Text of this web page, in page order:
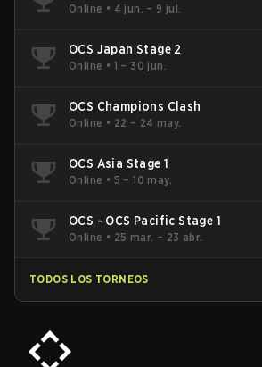
Online • 4 jun. – 9 jul.
OCS Japan Stage 2
Online • 1 – 30 jun.
OCS Champions Clash
Online • 22 – 24 may.
OCS Asia Stage 1
Online • 5 – 10 may.
OCS - OCS Pacific Stage 1
Online • 25 mar. – 23 abr.
TODOS LOS TORNEOS